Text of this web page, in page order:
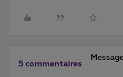
5 commentaires